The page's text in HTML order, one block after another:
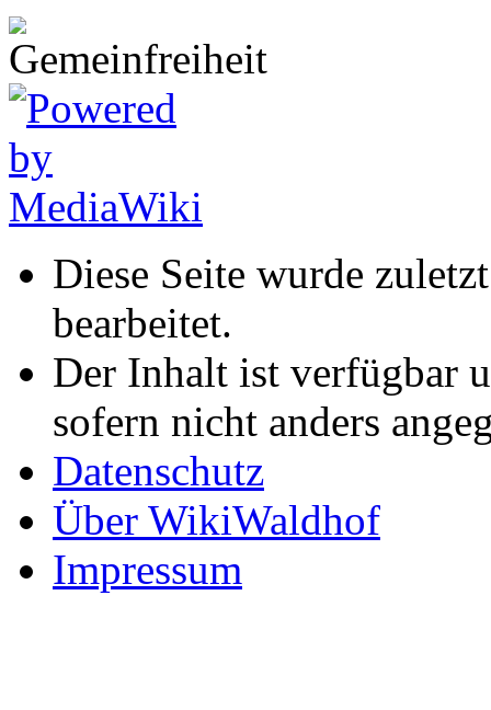
Diese Seite wurde
bearbeitet.
Der Inhalt ist verfügbar
sofern nicht anders
Datenschutz
Über WikiWaldhof
Impressum